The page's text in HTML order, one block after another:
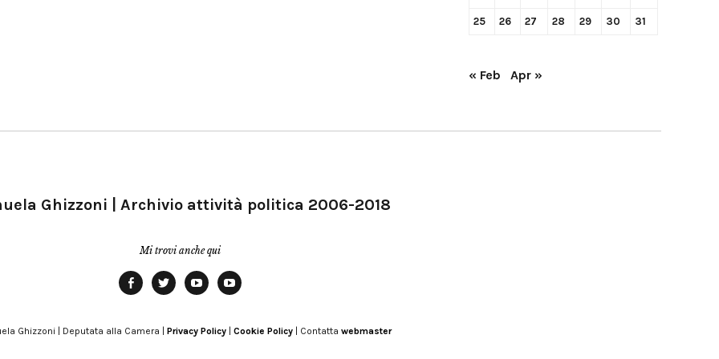
25 26 27 28 29 30 31
« Feb Apr »
Ghizzoni | Archivio attività politica 2006-2018
Mi trovi anche qui
Modena
Ghizzoni | Deputata alla Camera | Privacy Policy Cookie Policy | Contatta webmaster